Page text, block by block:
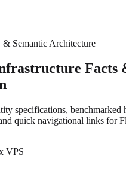
Semantic Architecture
Facts
specifications, benchmarked
quick navigational links for
VPS